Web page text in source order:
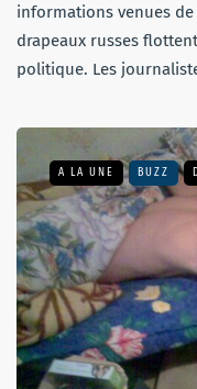
informations venues
drapeaux russes
politique. Les
A LA UNE BUZZ